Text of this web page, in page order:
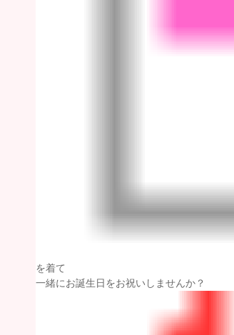
を着て
一緒にお誕生日をお祝いしませんか？